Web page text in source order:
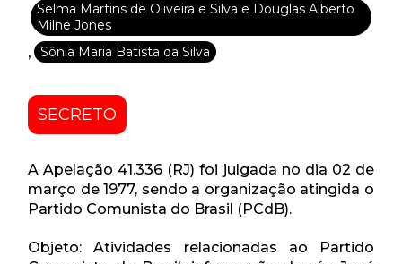
Selma Martins de Oliveira e Silva e Douglas Alberto
Milne Jones
, Sônia Maria Batista da Silva
SECRETO
A Apelação 41.336 (RJ) foi julgada no dia 02 de
março de 1977, sendo a organização atingida o
Partido Comunista do Brasil (PCdB).
Objeto: Atividades relacionadas ao Partido